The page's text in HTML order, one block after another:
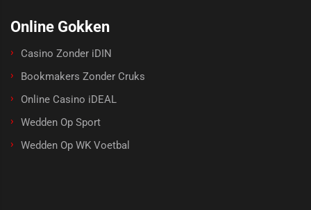
Online Gokken
Casino Zonder iDIN
Bookmakers Zonder Cruks
Online Casino iDEAL
Wedden Op Sport
Wedden Op WK Voetbal